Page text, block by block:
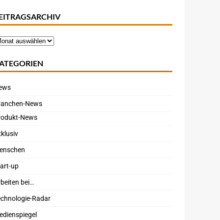
News
News
up
bei…
Radar